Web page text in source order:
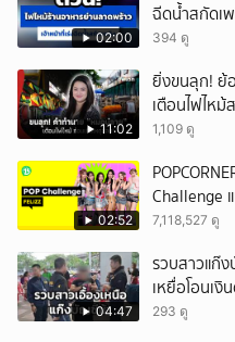
02:00
ฉีดน้ำสกัดเ
394 ดู
11:02
ยิ่งขนลุก! ย้
เตือนไฟไห
1,109 ดู
02:52
Challenge
7,118,527 ดู
04:47
รวบสาวแก๊
เหยื่อโอนเ
บาท
293 ดู